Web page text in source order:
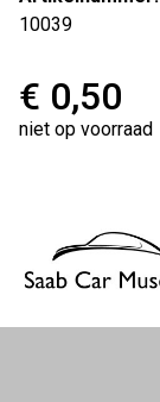
10039
€ 0,50
niet op voorraad